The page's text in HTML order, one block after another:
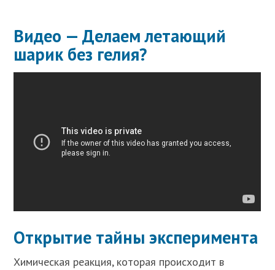
Видео — Делаем летающий
шарик без гелия?
Открытие тайны эксперимента
Химическая реакция, которая происходит в